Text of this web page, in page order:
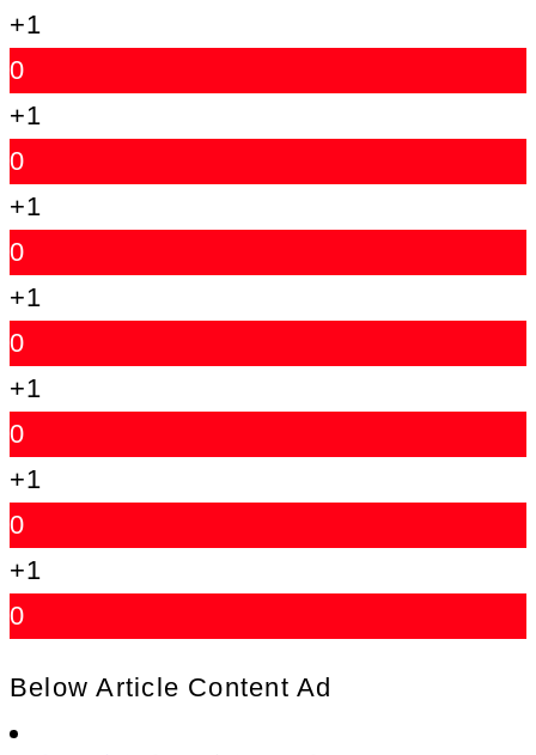
+1
0
+1
0
+1
0
+1
0
+1
0
+1
0
+1
0
Below Article Content Ad